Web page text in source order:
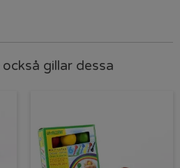
gillar dessa